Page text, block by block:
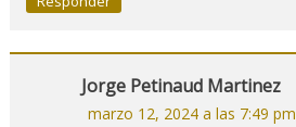
Jorge Petinaud Martinez
marzo 12, 2024 a las 7:49 pm